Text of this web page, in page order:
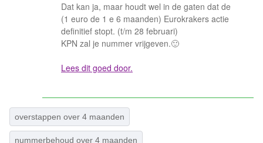
Dat kan ja, maar houdt wel in de gaten dat de
(1 euro de 1 e 6 maanden) Eurokrakers actie
definitief stopt. (t/m 28 februari)
KPN zal je nummer vrijgeven.🙂
Lees dit goed door.
overstappen over 4 maanden
nummerbehoud over 4 maanden